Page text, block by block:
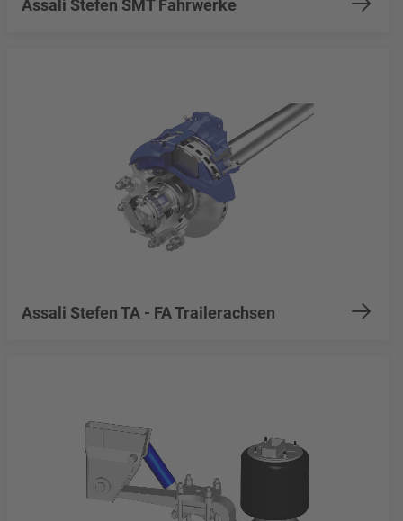
Assali Stefen SMT Fahrwerke
Assali Stefen TA - FA Trailerachsen